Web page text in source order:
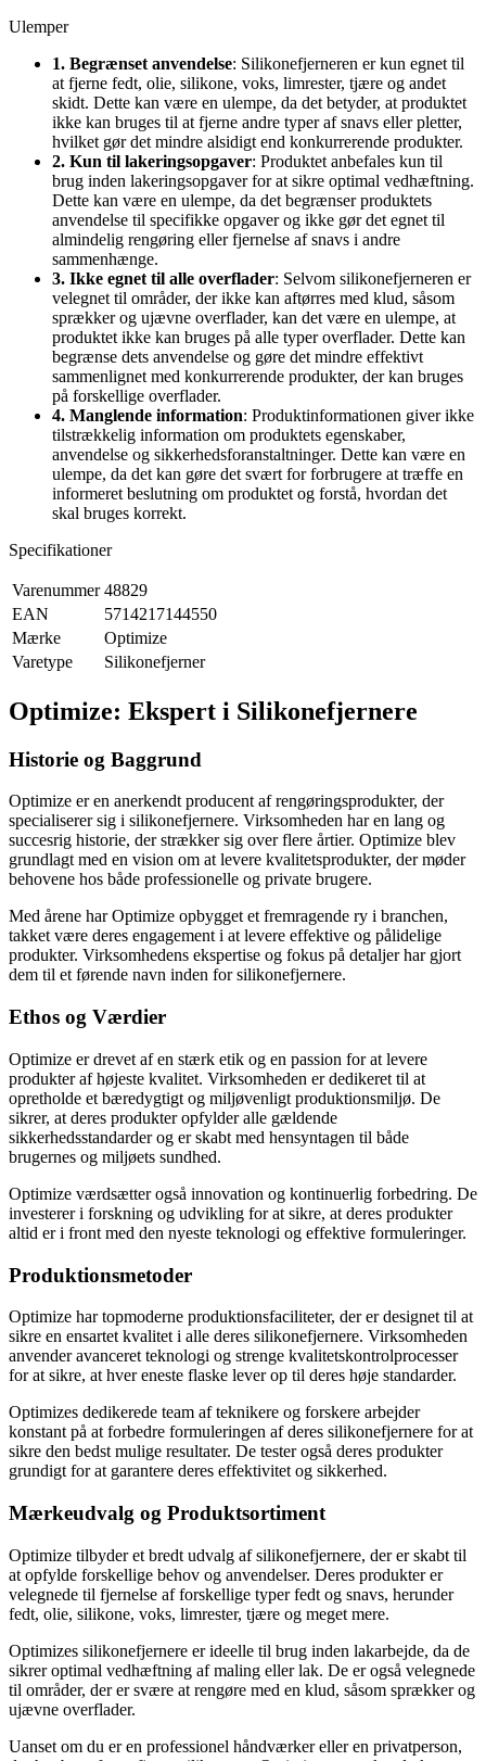
Ulemper
1. Begrænset anvendelse: Silikonefjerneren er kun egnet til
at fjerne fedt, olie, silikone, voks, limrester, tjære og andet
skidt. Dette kan være en ulempe, da det betyder, at produktet
ikke kan bruges til at fjerne andre typer af snavs eller pletter,
hvilket gør det mindre alsidigt end konkurrerende produkter.
2. Kun til lakeringsopgaver: Produktet anbefales kun til
brug inden lakeringsopgaver for at sikre optimal vedhæftning.
Dette kan være en ulempe, da det begrænser produktets
anvendelse til specifikke opgaver og ikke gør det egnet til
almindelig rengøring eller fjernelse af snavs i andre
sammenhænge.
3. Ikke egnet til alle overflader: Selvom silikonefjerneren er
velegnet til områder, der ikke kan aftørres med klud, såsom
sprækker og ujævne overflader, kan det være en ulempe, at
produktet ikke kan bruges på alle typer overflader. Dette kan
begrænse dets anvendelse og gøre det mindre effektivt
sammenlignet med konkurrerende produkter, der kan bruges
på forskellige overflader.
4. Manglende information: Produktinformationen giver ikke
tilstrækkelig information om produktets egenskaber,
anvendelse og sikkerhedsforanstaltninger. Dette kan være en
ulempe, da det kan gøre det svært for forbrugere at træffe en
informeret beslutning om produktet og forstå, hvordan det
skal bruges korrekt.
Specifikationer
Varenummer 48829
EAN
5714217144550
Mærke
Optimize
Varetype
Silikonefjerner
Optimize: Ekspert i Silikonefjernere
Historie og Baggrund
Optimize er en anerkendt producent af rengøringsprodukter, der
specialiserer sig i silikonefjernere. Virksomheden har en lang og
succesrig historie, der strækker sig over flere årtier. Optimize blev
grundlagt med en vision om at levere kvalitetsprodukter, der møder
behovene hos både professionelle og private brugere.
Med årene har Optimize opbygget et fremragende ry i branchen,
takket være deres engagement i at levere effektive og pålidelige
produkter. Virksomhedens ekspertise og fokus på detaljer har gjort
dem til et førende navn inden for silikonefjernere.
Ethos og Værdier
Optimize er drevet af en stærk etik og en passion for at levere
produkter af højeste kvalitet. Virksomheden er dedikeret til at
opretholde et bæredygtigt og miljøvenligt produktionsmiljø. De
sikrer, at deres produkter opfylder alle gældende
sikkerhedsstandarder og er skabt med hensyntagen til både
brugernes og miljøets sundhed.
Optimize værdsætter også innovation og kontinuerlig forbedring. De
investerer i forskning og udvikling for at sikre, at deres produkter
altid er i front med den nyeste teknologi og effektive formuleringer.
Produktionsmetoder
Optimize har topmoderne produktionsfaciliteter, der er designet til at
sikre en ensartet kvalitet i alle deres silikonefjernere. Virksomheden
anvender avanceret teknologi og strenge kvalitetskontrolprocesser
for at sikre, at hver eneste flaske lever op til deres høje standarder.
Optimizes dedikerede team af teknikere og forskere arbejder
konstant på at forbedre formuleringen af deres silikonefjernere for at
sikre den bedst mulige resultater. De tester også deres produkter
grundigt for at garantere deres effektivitet og sikkerhed.
Mærkeudvalg og Produktsortiment
Optimize tilbyder et bredt udvalg af silikonefjernere, der er skabt til
at opfylde forskellige behov og anvendelser. Deres produkter er
velegnede til fjernelse af forskellige typer fedt og snavs, herunder
fedt, olie, silikone, voks, limrester, tjære og meget mere.
Optimizes silikonefjernere er ideelle til brug inden lakarbejde, da de
sikrer optimal vedhæftning af maling eller lak. De er også velegnede
til områder, der er svære at rengøre med en klud, såsom sprækker og
ujævne overflader.
Uanset om du er en professionel håndværker eller en privatperson,